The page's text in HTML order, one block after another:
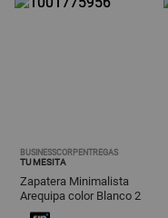
BUSINESSCORPENTREGAS
TU MESITA
Zapatera Minimalista
Arequipa color Blanco 2
puertas TU MESITA